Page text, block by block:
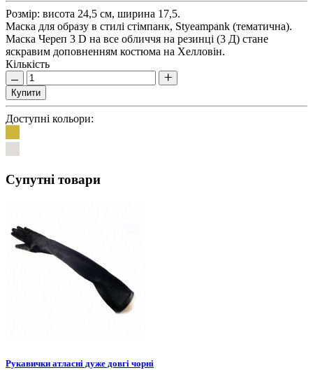
Розмір: висота 24,5 см, ширина 17,5.
Маска для образу в стилі стімпанк, Styeampank (тематична).
Маска Череп 3 D на все обличчя на резинці (3 Д) стане
яскравим доповненням костюма на Хелловін.
Кількість
Купити
Доступні кольори:
Супутні товари
Рукавички атласні дуже довгі чорні